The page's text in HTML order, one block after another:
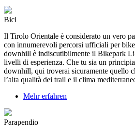
Bici
Il Tirolo Orientale è considerato un vero
con innumerevoli percorsi ufficiali per
downhill è indiscutibilmente il Bikepark
livelli di esperienza. Che tu sia un
downhill, qui troverai sicuramente quello
l’alta qualità dei trail e il clima
Mehr erfahren
Parapendio